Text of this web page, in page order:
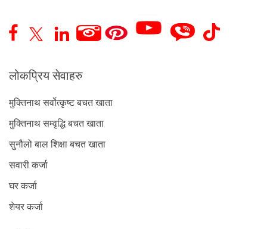
लोकप्रिय सेवाहरु
मुक्तिनाथ सर्वोत्कृष्ट बचत खाता
मुक्तिनाथ सम्वृद्धि बचत खाता
सुनौलो बाल शिक्षा बचत खाता
सवारी कर्जा
घर कर्जा
शेयर कर्जा